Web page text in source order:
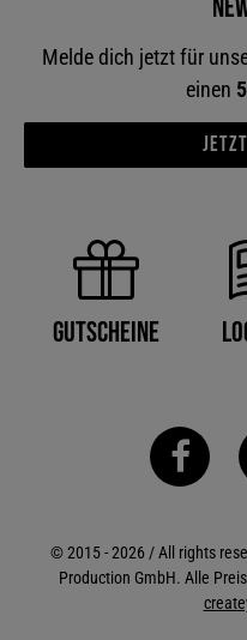
Melde dich jetzt für
einen
Gutscheine
© 2015 - 2026 / All rights
Production GmbH. Alle